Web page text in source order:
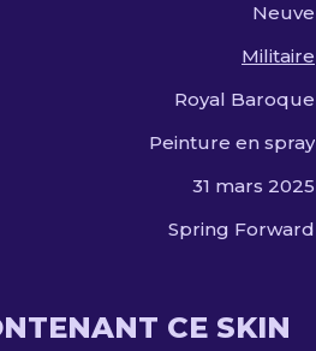
Neuve
Militaire
Royal Baroque
Peinture en spray
31 mars 2025
Spring Forward
CE SKIN